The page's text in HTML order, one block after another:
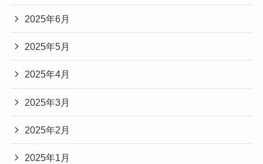
2025年6月
2025年5月
2025年4月
2025年3月
2025年2月
2025年1月